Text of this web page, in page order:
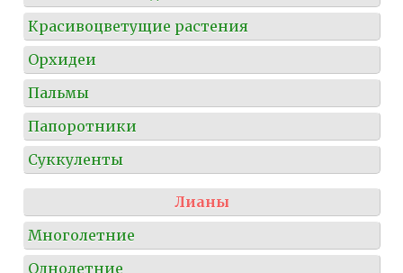
Красивоцветущие растения
Орхидеи
Пальмы
Папоротники
Суккуленты
Лианы
Многолетние
Однолетние